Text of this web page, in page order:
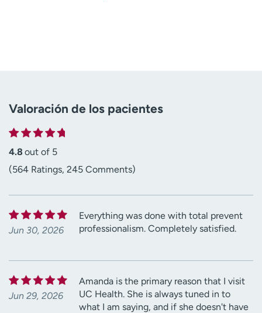
Valoración de los pacientes
4.8 out of 5
(564 Ratings, 245 Comments)
Jun 30, 2026
Everything was done with total prevent
professionalism. Completely satisfied.
Jun 29, 2026
Amanda is the primary reason that I visit
UC Health. She is always tuned in to
what I am saying, and if she doesn't have